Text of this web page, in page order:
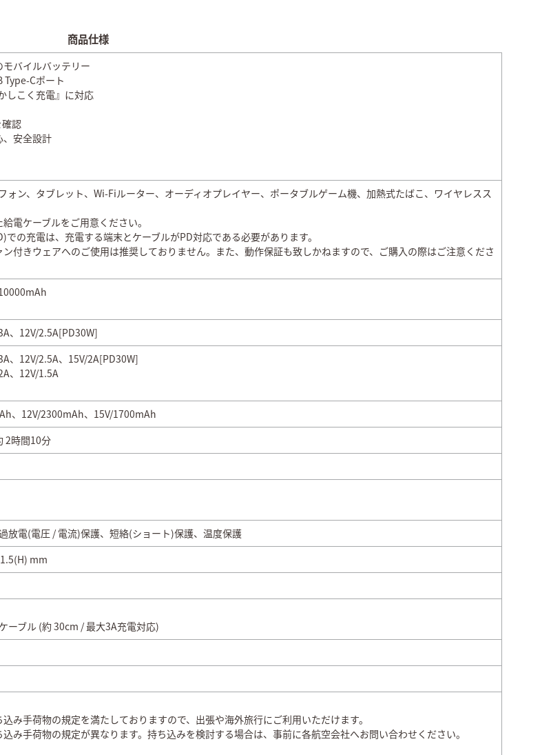
商品仕様
モバイルバッテリー
Type-Cポート
しこく充電』に対応
確認
、安全設計
ォン、タブレット、Wi-Fiルーター、オーディオプレイヤー、ポータブルゲーム機、加熱式たばこ、ワイヤレスス
電ケーブルをご用意ください。
の充電は、充電する端末とケーブルがPD対応である必要があります。
付きウェアへのご使用は推奨しておりません。また、動作保証も致しかねますので、ご購入の際はご注意くださ
、12V/2.5A[PD30W]
、12V/2.5A、15V/2A[PD30W]
、12V/1.5A
、12V/2300mAh、15V/1700mAh
2時間10分
放電(電圧 / 電流)保護、短絡(ショート)保護、温度保護
mm
ーブル (約 30cm / 最大3A充電対応)
み手荷物の規定を満たしておりますので、出張や海外旅行にご利用いただけます。
み手荷物の規定が異なります。持ち込みを検討する場合は、事前に各航空会社へお問い合わせください。